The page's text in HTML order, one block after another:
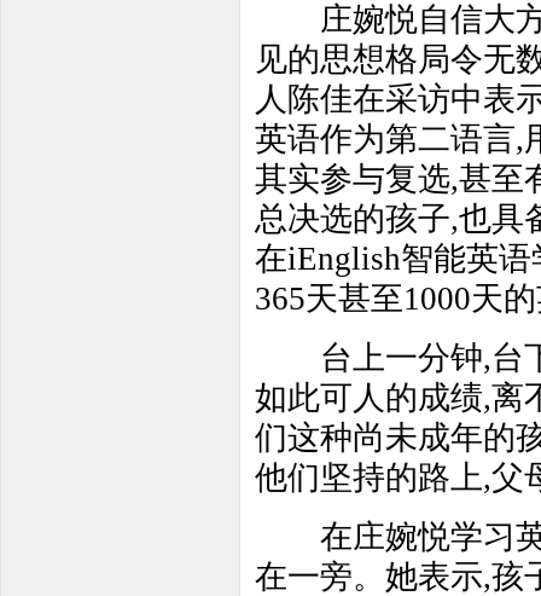
庄婉悦自信大方
见的思想格局令无
人陈佳在采访中表
英语作为第二语言,
其实参与复选,甚至
总决选的孩子,也具
在iEnglish智能英
365天甚至1000天
台上一分钟,台下
如此可人的成绩,离
们这种尚未成年的
他们坚持的路上,父
在庄婉悦学习英
在一旁。她表示,孩